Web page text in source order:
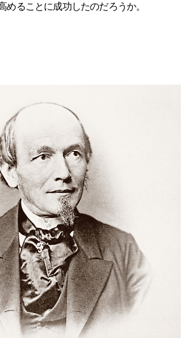
ることに成功したのだろうか。